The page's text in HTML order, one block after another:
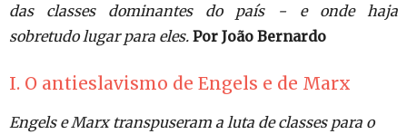
das classes dominantes do país − e onde haja
sobretudo lugar para eles. Por João Bernardo
I. O antieslavismo de Engels e de Marx
Engels e Marx transpuseram a luta de classes para o